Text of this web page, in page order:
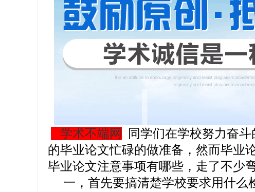
学术不端网
同学们在学校努力奋
的毕业论文忙碌的做准备，然而毕业
毕业论文注意事项有哪些，走了不少
一，首先要搞清楚学校要求用什么